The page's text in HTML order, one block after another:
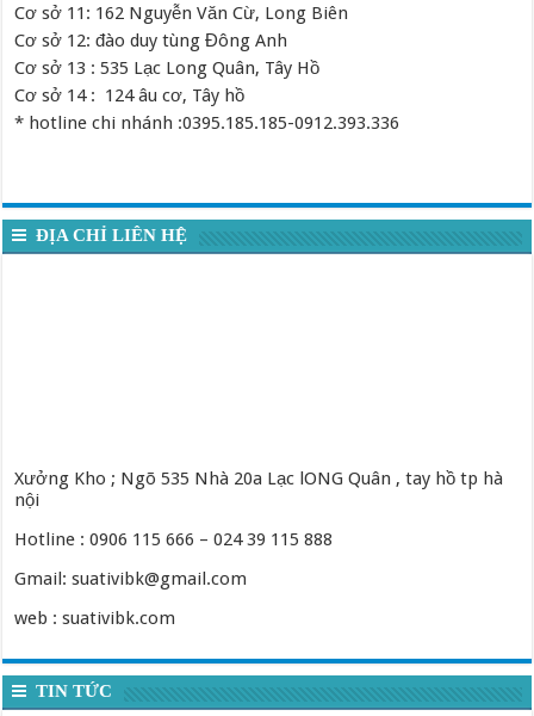
Cơ sở 11: 162 Nguyễn Văn Cừ, Long Biên
Cơ sở 12: đào duy tùng Đông Anh
Cơ sở 13 : 535 Lạc Long Quân, Tây Hồ
Cơ sở 14 : 124 âu cơ, Tây hồ
* hotline chi nhánh :0395.185.185-0912.393.336
ĐỊA CHỈ LIÊN HỆ
Xưởng Kho ; Ngõ 535 Nhà 20a Lạc lONG Quân , tay hồ tp hà
nội
Hotline : 0906 115 666 – 024 39 115 888
Gmail: suativibk@gmail.com
web : suativibk.com
TIN TỨC